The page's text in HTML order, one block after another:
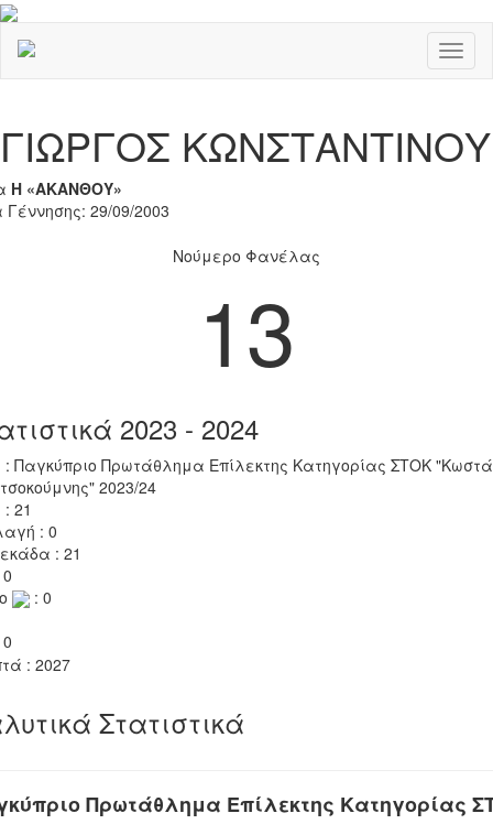
ΓΙΩΡΓΟΣ ΚΩΝΣΤΑΝΤΙΝΟΥ
Η «ΑΚΑΝΘΟΥ»
Γέννησης: 29/09/2003
Νούμερο Φανέλας
13
2023 - 2024
: Παγκύπριο Πρωτάθλημα Επίλεκτης Κατηγορίας ΣΤΟΚ
2023/24
21
: 0
: 21
: 0
: 2027
Στατιστικά
Πρωτάθλημα Επίλεκτης Κατηγορίας